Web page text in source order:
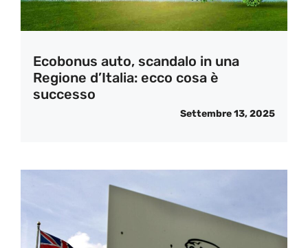
Ecobonus auto, scandalo in una
Regione d’Italia: ecco cosa è
successo
Settembre 13, 2025